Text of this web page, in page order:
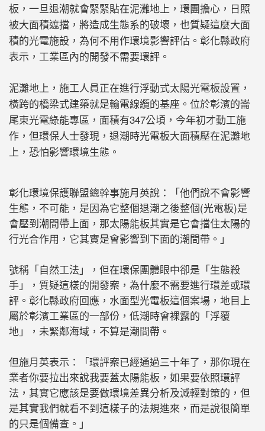
板，一旦退潮就會緊緊貼在泥灘地上，環團擔心，日照
被大面積遮擋，將造成生態系的破壞，也質疑這麼大面
積的光電施設，為何不用作環境影響評估。彰化縣政府
表示，工業區內的開發不需要環評。
泥灘地上，施工人員正在進行浮動式太陽光電板設置，
橫跨的橋梁式建築就是輸電線纜的基座。位於彰濱的崙
尾東光電綠能專區，面積有347公頃，今年初才動工施
作，但環保人士發現，退潮時光電板大面積壓在泥灘地
上，恐怕影響環境生態。
彰化環境保護聯盟總幹事施月英說：「他們說不會影響
生態，不可能，是因為它整個退潮之後整個(光電板)是
會壓到潮間帶上面，那太陽能板其實是它會擋住太陽的
行光合作用，它其實是會影響到下面的潮間帶。」
號稱「自然工法」，但在環保團體眼中卻是「生態殺
手」，質疑這樣的開發案，為什麼不需要進行環差或環
評。彰化縣政府回應，水面型光電板這個案場，地目上
屬於彰濱工業區的一部份，低潮時會裸露的「浮覆
地」，未緊鄰海域，不算是潮間帶。
但施月英表示：「環評案已經通過三十年了，那你現在
業者你要拉出來說我要蓋太陽能板，如果要依照環評
法，其實它應該是要做環境差異分析及減輕對策的，但
是其實我們就看不到這樣子的法規進來，而是說很簡單
的只是個備查。」